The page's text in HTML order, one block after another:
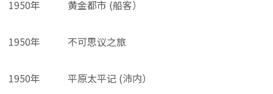
1950年 黄金都市 (船客）
1950年 不可思议之旅
1950年 平原太平记 (沛内）